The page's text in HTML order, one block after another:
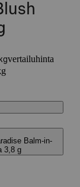
vertailuhinta
Balm-in-
3,8 g